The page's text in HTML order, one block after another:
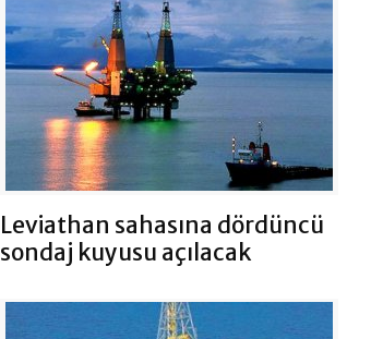
Leviathan sahasına dördüncü
sondaj kuyusu açılacak